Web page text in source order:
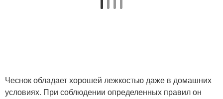
Чеснок обладает хорошей лежкостью даже в домашних
условиях. При соблюдении определенных правил он